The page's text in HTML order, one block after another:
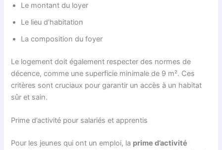
Le montant du loyer
Le lieu d’habitation
La composition du foyer
Le logement doit également respecter des normes de
décence, comme une superficie minimale de 9 m². Ces
critères sont cruciaux pour garantir un accès à un habitat
sûr et sain.
Prime d’activité pour salariés et apprentis
Pour les jeunes qui ont un emploi, la prime d’activité